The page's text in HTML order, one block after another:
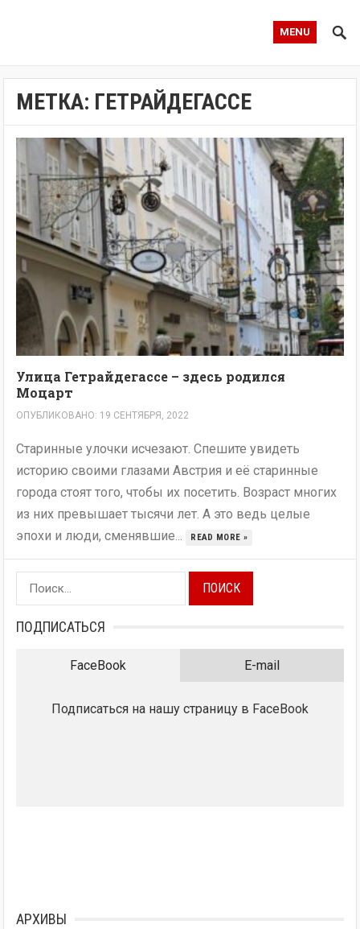
MENU
МЕТКА: ГЕТРАЙДЕГАССЕ
Улица Гетрайдегассе – здесь родился
Моцарт
ОПУБЛИКОВАНО: 19 СЕНТЯБРЯ, 2022
Старинные улочки исчезают. Спешите увидеть
историю своими глазами Австрия и её старинные
города стоят того, чтобы их посетить. Возраст многих
из них превышает тысячи лет. А это ведь целые
эпохи и люди, сменявшие...
READ MORE »
Найти:
ПОДПИСАТЬСЯ
FaceBook E-mail
Подписаться на нашу страницу в FaceBook
АРХИВЫ